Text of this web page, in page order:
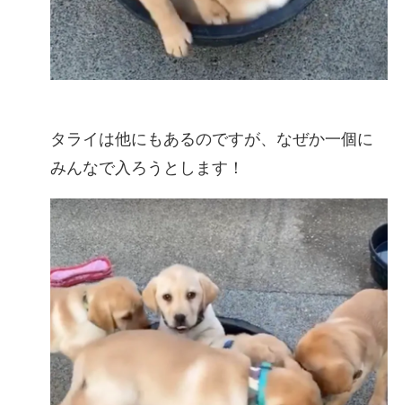
タライは他にもあるのですが、なぜか一個に
みんなで入ろうとします！